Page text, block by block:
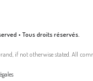
• Tous droits réservés.
if not otherwise stated. All